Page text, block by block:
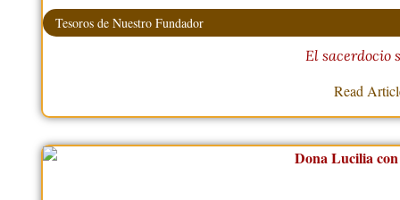
Tesoros de Nuestro Fundador
El sacerdocio
Read